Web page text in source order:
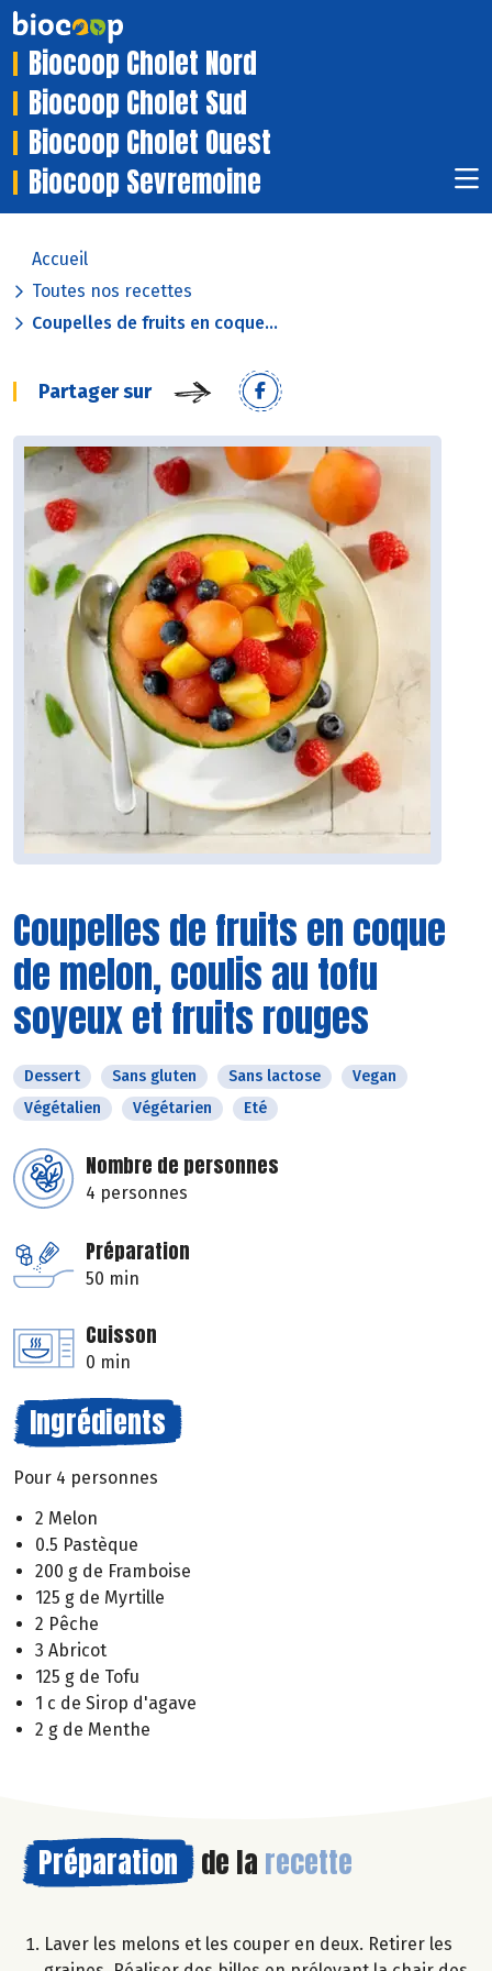
Biocoop Cholet Nord
Biocoop Cholet Sud
Biocoop Cholet Ouest
Biocoop Sevremoine
Accueil
Toutes nos recettes
Coupelles de fruits en coque...
Partager sur
Coupelles de fruits en coque
de melon, coulis au tofu
soyeux et fruits rouges
Dessert Sans gluten Sans lactose
Vegan
Végétalien
Végétarien Eté
Nombre de personnes
4 personnes
Préparation
50 min
Cuisson
0 min
Ingrédients
Pour 4 personnes
2 Melon
0.5 Pastèque
200 g de Framboise
125 g de Myrtille
2 Pêche
3 Abricot
125 g de Tofu
1 c de Sirop d'agave
2 g de Menthe
Préparation de la recette
Laver les melons et les couper en deux. Retirer les